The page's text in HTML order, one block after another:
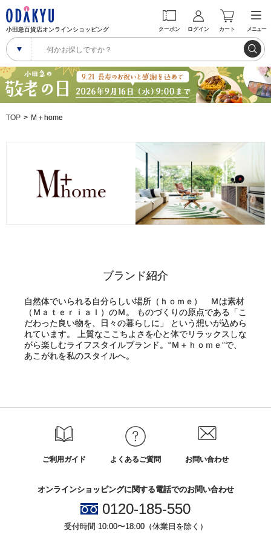
小田急百貨店オンラインショッピング クーポン ログイン カート メニュー
TOP M＋home
ブランド紹介
自然体でいられる自分らしい場所（ｈｏｍｅ） Ｍは素材
（Ｍａｔｅｒｉａｌ）のＭ。 ものづくりの原点である「こ
だわった良い物を、日々の暮らしに」 という想いが込めら
れています。 上質なここちよさを心と体でリラックスしな
がら楽しむライフスタイルブランド。“Ｍ＋ｈｏｍｅ”で、
あこがれを私のスタイルへ。
ご利用ガイド よくあるご質問 お問い合わせ
オンラインショッピングに関する電話でのお問い合わせ
0120-185-550
受付時間 10:00〜18:00（休業日を除く）